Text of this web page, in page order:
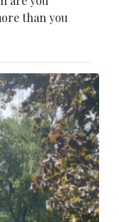
than you